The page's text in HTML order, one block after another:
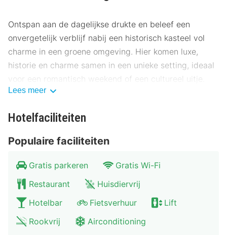
Ontspan aan de dagelijkse drukte en beleef een
onvergetelijk verblijf nabij een historisch kasteel vol
charme in een groene omgeving. Hier komen luxe,
historie en charme samen in een unieke setting, ideaal
voor een romantisch weekend of een cultureel uitje.
Gelegen in een schilderachtige, groene omgeving biedt
en bereikbaarheid. Vanuit het kasteel wandel je door
de prachtige kasteeltuinen of ontdek je de
nabijgelegen pittoreske dorpen en historische steden,
zoals Heusden en ’s Hertogenbosch en de Loonse en
Drunense Duinen. Dankzij de authentieke sfeer en
idyllische ligging vormt het kasteel de ideale
uitvalsbasis om de regio te verkennen.
Lees meer
Hotelfaciliteiten
Populaire faciliteiten
Gratis parkeren
Gratis Wi-Fi
Restaurant
Huisdiervrij
Hotelbar
Fietsverhuur
Lift
Rookvrij
Airconditioning